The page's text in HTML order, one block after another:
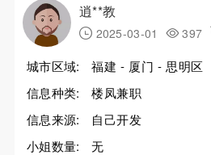
逍**教
2025-03-01 397
城市区域:
福建 - 厦门 - 思明区
信息种类:
楼凤兼职
信息来源:
自己开发
小姐数量:
无